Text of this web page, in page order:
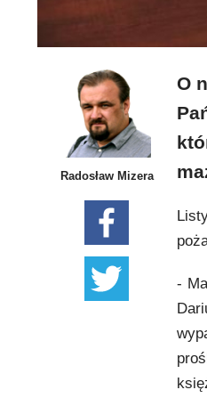
Radosław Mizera
O
-